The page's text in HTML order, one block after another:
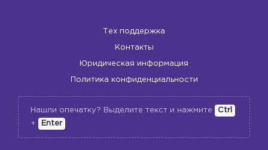
Тех поддержка
Контакты
Юридическая информация
Политика конфиденциальности
Нашли опечатку? Выделите текст и нажмите
Ctrl
+
Enter